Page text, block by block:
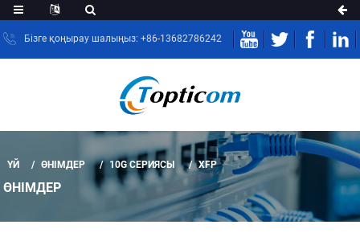
Бізге қоңырау шалыңыз: +86-13682786242
ҮЙ ӨНІМДЕР 10G СЕРИЯСЫ XFP
ӨНІМДЕР